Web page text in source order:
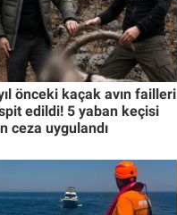
önceki kaçak avın failleri
edildi! 5 yaban keçisi
ceza uygulandı